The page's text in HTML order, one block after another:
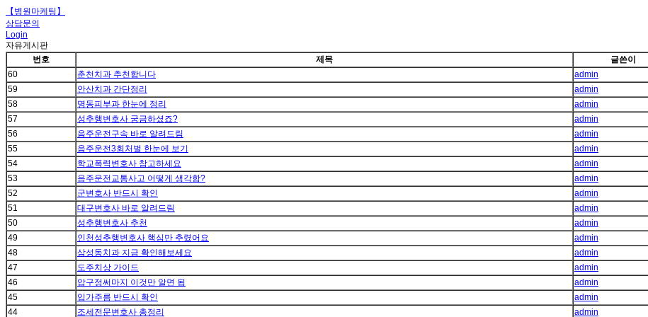
【병원마케팅】
상담문의
Login
자유게시판
번호
제목 글쓴이
60
춘천치과 추천합니다 admin
59
안산치과 간단정리 admin
58
명동피부과 한눈에 정리 admin
57
성추행변호사 궁금하셨죠? admin
56
음주운전구속 바로 알려드림 admin
55
음주운전3회처벌 한눈에 보기 admin
54
학교폭력변호사 참고하세요 admin
53
음주운전교통사고 어떻게 생각함? admin
52
군변호사 반드시 확인 admin
51
대구변호사 바로 알려드림 admin
50
성추행변호사 추천 admin
49
인천성추행변호사 핵심만 추렸어요 admin
48
삼성동치과 지금 확인해보세요 admin
47
도주치상 가이드 admin
46
압구정써마지 이것만 알면 됨 admin
45
입가주름 반드시 확인 admin
44
조세전문변호사 총정리 admin